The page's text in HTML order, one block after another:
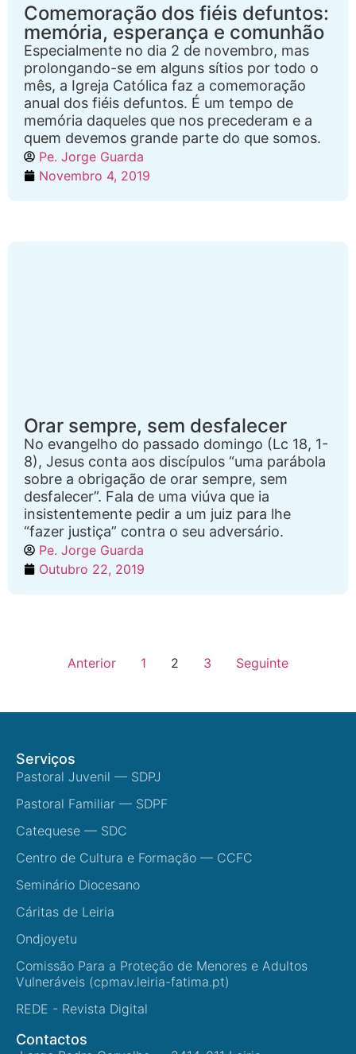
Comemoração dos fiéis defuntos:
memória, esperança e comunhão
Especialmente no dia 2 de novembro, mas
prolongando-se em alguns sítios por todo o
mês, a Igreja Católica faz a comemoração
anual dos fiéis defuntos. É um tempo de
memória daqueles que nos precederam e a
quem devemos grande parte do que somos.
Pe. Jorge Guarda
Novembro 4, 2019
Orar sempre, sem desfalecer
No evangelho do passado domingo (Lc 18, 1-
8), Jesus conta aos discípulos “uma parábola
sobre a obrigação de orar sempre, sem
desfalecer”. Fala de uma viúva que ia
insistentemente pedir a um juiz para lhe
“fazer justiça” contra o seu adversário.
Pe. Jorge Guarda
Outubro 22, 2019
Anterior 1 2 3 Seguinte
Serviços
Pastoral Juvenil — SDPJ
Pastoral Familiar — SDPF
Catequese — SDC
Centro de Cultura e Formação — CCFC
Seminário Diocesano
Cáritas de Leiria
Ondjoyetu
Comissão Para a Proteção de Menores e Adultos
Vulneráveis (cpmav.leiria-fatima.pt)
REDE - Revista Digital
Contactos